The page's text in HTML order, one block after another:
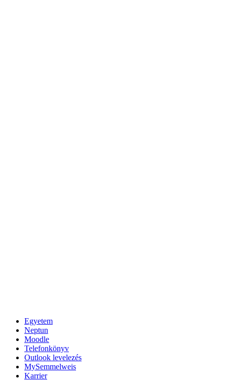
Egyetem
Neptun
Moodle
Telefonkönyv
Outlook levelezés
MySemmelweis
Karrier